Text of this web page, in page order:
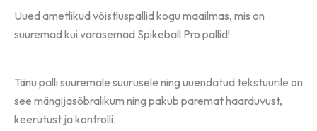
Uued ametlikud võistluspallid kogu maailmas, mis on
suuremad kui varasemad Spikeball Pro pallid!
Tänu palli suuremale suurusele ning uuendatud tekstuurile on
see mängijasõbralikum ning pakub paremat haarduvust,
keerutust ja kontrolli.